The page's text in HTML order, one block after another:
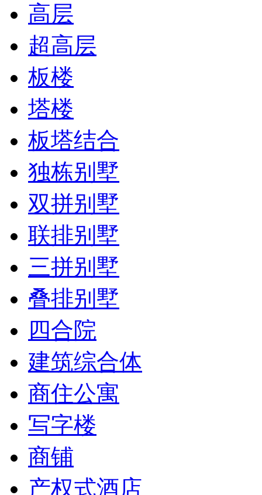
高层
超高层
板楼
塔楼
板塔结合
独栋别墅
双拼别墅
联排别墅
三拼别墅
叠排别墅
四合院
建筑综合体
商住公寓
写字楼
商铺
产权式酒店